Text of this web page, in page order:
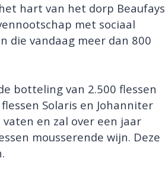
hart van het dorp Beaufays
met sociaal
die vandaag meer dan 800
botteling van 2.500 flessen
Solaris en Johanniter
en zal over een jaar
mousserende wijn. Deze